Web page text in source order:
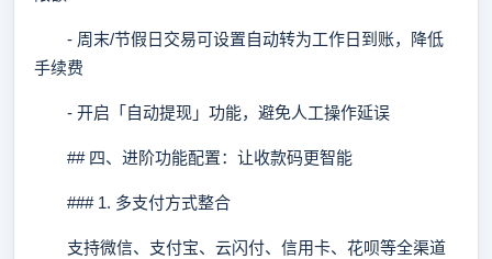
- 周末/节假日交易可设置自动转为工作日到账，降低
手续费
- 开启「自动提现」功能，避免人工操作延误
## 四、进阶功能配置：让收款码更智能
### 1. 多支付方式整合
支持微信、支付宝、云闪付、信用卡、花呗等全渠道